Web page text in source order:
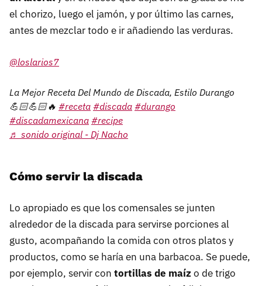
el chorizo, luego el jamón, y por último las carnes,
antes de mezclar todo e ir añadiendo las verduras.
@loslarios7
La Mejor Receta Del Mundo de Discada, Estilo Durango
💪🏻💪🏻🔥 #receta #discada #durango
#discadamexicana #recipe
♬ sonido original - Dj Nacho
Cómo servir la discada
Lo apropiado es que los comensales se junten
alrededor de la discada para servirse porciones al
gusto, acompañando la comida con otros platos y
productos, como se haría en una barbacoa. Se puede,
por ejemplo, servir con tortillas de maízo de trigo